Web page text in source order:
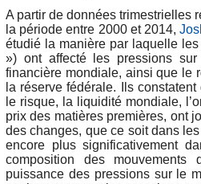
A partir de données trimestrielles
la période entre 2000 et 2014,
étudié la manière par laquelle
») ont affecté les pressions
financière mondiale, ainsi que le
la réserve fédérale. Ils
le risque, la liquidité mondiale,
prix des matières premières, ont
des changes, que ce soit dans
encore plus significativement
composition des
puissance des pressions sur le